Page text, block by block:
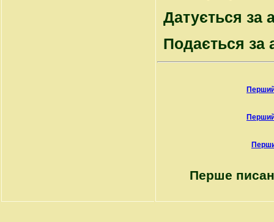
Датується за
Подається за
Перше